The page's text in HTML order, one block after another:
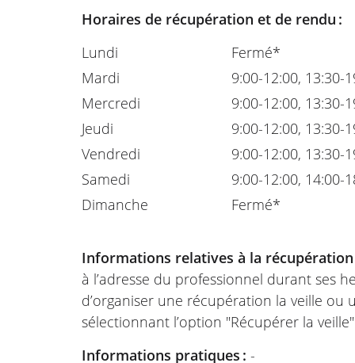
Horaires de récupération et de rendu :
Lundi
Mardi
Mercredi
Jeudi
Vendredi
Samedi
Dimanche
Fermé*
9:00-12:00, 13:30-
9:00-12:00, 13:30-
9:00-12:00, 13:30-
9:00-12:00, 13:30-
9:00-12:00, 14:00-
Fermé*
Informations relatives à la
à l’adresse du professionnel durant ses
d’organiser une récupération la veille
sélectionnant l’option "Récupérer la
Informations pratiques :-